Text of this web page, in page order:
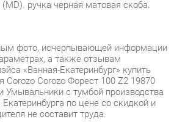
«Ванная-Екатеринбург» купить
Corozo Форест 100 Z2 19870
с тумбой производства
по цене со скидкой и
не составит труда.
доставку ежедневно. Товары из
на складе в Екатеринбурге вы
ми часовс момента оформления
вы можете заказать подъём на этаж